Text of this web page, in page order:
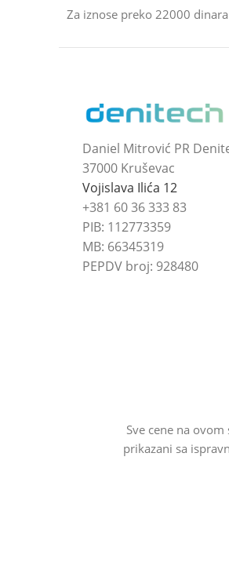
Za iznose preko 22000 dinara
Daniel Mitrović PR
37000 Kruševac
Vojislava Ilića 12
+381 60 36 333 83
PIB: 112773359
MB: 66345319
PEPDV broj: 928480
Sve cene na
prikazani sa